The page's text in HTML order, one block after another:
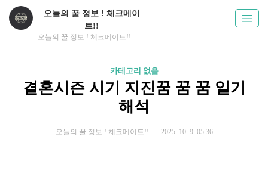
오늘의 꿀 정보 ! 체크메이
트!!
오늘의 꿀 정보 ! 체크메이트!!
카테고리 없음
결혼시즌 시기 지진꿈 꿈 꿈 일기
해석
오늘의 꿀 정보 ! 체크메이트!! 2025. 10. 9. 05:36